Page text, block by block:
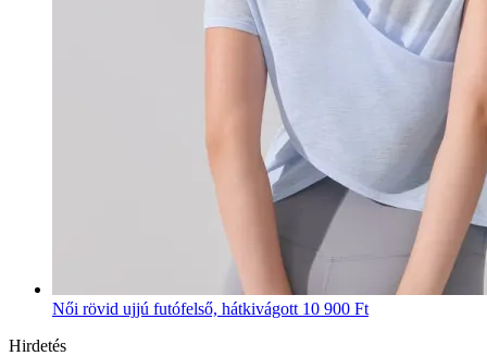
Női rövid ujjú futófelső, hátkivágott 10 900 Ft
Hirdetés